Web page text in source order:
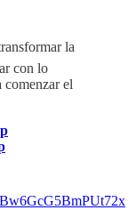
la
con lo
comenzar el